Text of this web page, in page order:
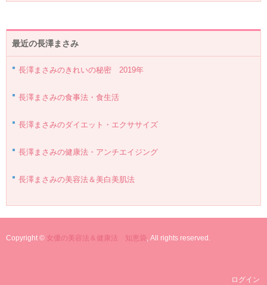
最近の長澤まさみ
長澤まさみのきれいの秘密 2019年
長澤まさみの食事法・食生活
長澤まさみのダイエット・エクササイズ
長澤まさみの健康法・アンチエイジング
長澤まさみの美容法＆美白美肌法
Copyright © 女優の美容法＆健康法 知恵袋, All rights reserved.
ログイン